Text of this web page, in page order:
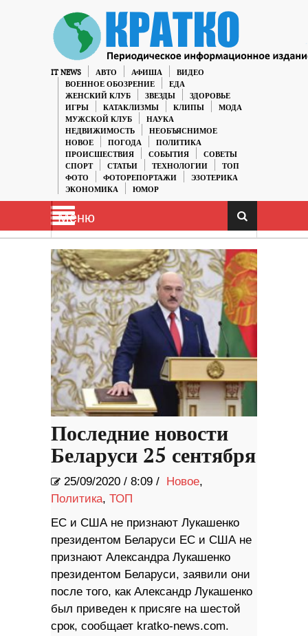
IT NEWS АВТО АФИША
ВИДЕО
ВОЕННОЕ ОБОЗРЕНИЕ
ЕДА
ЖЕНСКИЙ КЛУБ
ЗВЕЗДЫ
ЗДОРОВЬЕ
ИГРЫ
КАТАКЛИЗМЫ КЛИПЫ
МОДА
МУЖСКОЙ КЛУБ
НАУКА
НЕДВИЖИМОСТЬ
НЕОБЪЯСНИМОЕ
НОВОЕ
ПОГОДА
ПОЛИТИКА
ПРОИСШЕСТВИЯ
СОБЫТИЯ
СОВЕТЫ
СПОРТ
СТАТЬИ ТЕХНОЛОГИИ
ТОП
ФОТО
ФОТОРЕПОРТАЖИ
ЭЗОТЕРИКА
ЭКОНОМИКА
ЮМОР
Меню
Последние новости
Беларуси 25 сентября
25/09/2020 / 8:09 / Новое,
Политика, ТОП
ЕС и США не признают Лукашенко
президентом Беларуси ЕС и США не
признают Александра Лукашенко
президентом Беларуси, заявили они
после того, как Александр Лукашенко
был приведен к присяге на шестой
срок, сообщает kratko-news.com.